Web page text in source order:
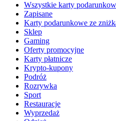
Wszystkie karty
Zapisane
Karty podarunkowe ze
Sklep
Gaming
Oferty promocyjne
Karty płatnicze
Krypto-kupony
Podróż
Rozrywka
Sport
Restauracje
Wyprzedaż